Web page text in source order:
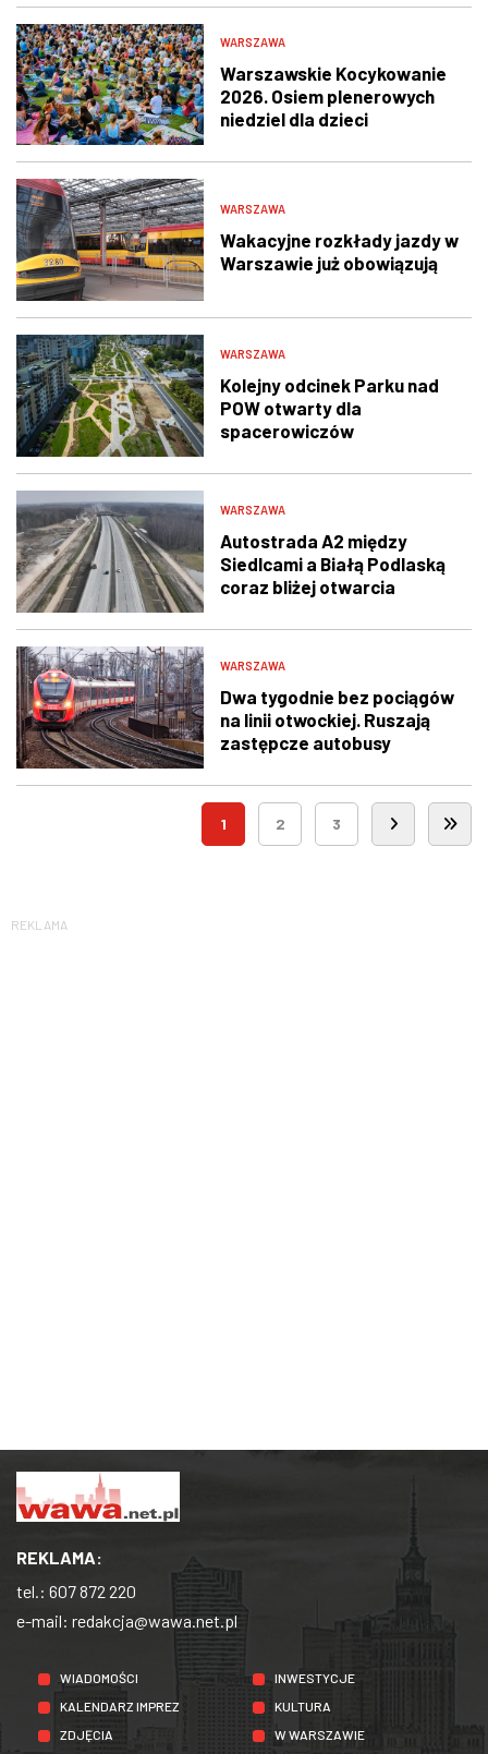
WARSZAWA
Warszawskie Kocykowanie
2026. Osiem plenerowych
niedziel dla dzieci
WARSZAWA
Wakacyjne rozkłady jazdy w
Warszawie już obowiązują
WARSZAWA
Kolejny odcinek Parku nad
POW otwarty dla
spacerowiczów
WARSZAWA
Autostrada A2 między
Siedlcami a Białą Podlaską
coraz bliżej otwarcia
WARSZAWA
Dwa tygodnie bez pociągów
na linii otwockiej. Ruszają
zastępcze autobusy
1 2 3
REKLAMA
REKLAMA:
tel.: 607 872 220
e-mail: redakcja@wawa.net.pl
WIADOMOŚCI
INWESTYCJE
KALENDARZ IMPREZ
KULTURA
ZDJĘCIA
W WARSZAWIE